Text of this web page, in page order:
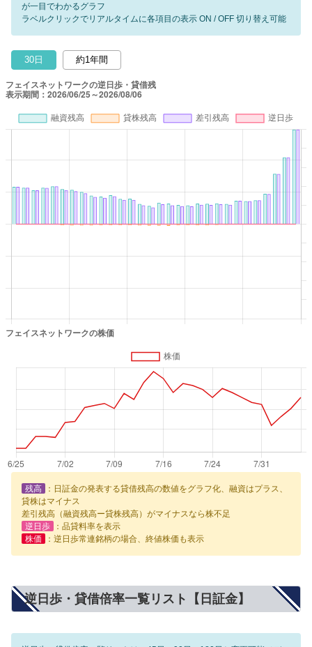
が一目でわかるグラフ
ラベルクリックでリアルタイムに各項目の表示 ON / OFF 切り替え可能
30日 約1年間
残高
：日証金の発表する貸借残高の数値をグラフ化、融資はプラス、
貸株はマイナス
差引残高（融資残高ー貸株残高）がマイナスなら株不足
逆日歩
：品貸料率を表示
株価
：逆日歩常連銘柄の場合、終値株価も表示
逆日歩・貸借倍率一覧リスト【日証金】